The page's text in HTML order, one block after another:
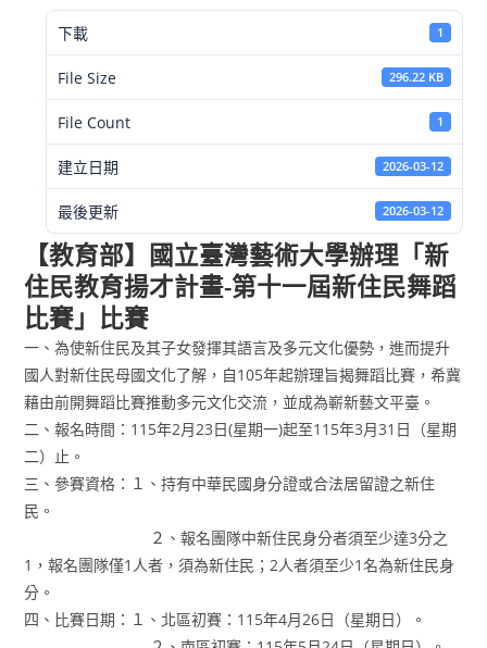
下載 1
File Size 296.22 KB
File Count 1
建立日期 2026-03-12
最後更新 2026-03-12
【教育部】國立臺灣藝術大學辦理「新
住民教育揚才計畫-第十一屆新住民舞蹈
比賽」比賽
一、為使新住民及其子女發揮其語言及多元文化優勢，進而提升
國人對新住民母國文化了解，自105年起辦理旨揭舞蹈比賽，希冀
藉由前開舞蹈比賽推動多元文化交流，並成為嶄新藝文平臺。
二、報名時間：115年2月23日(星期一)起至115年3月31日（星期
二）止。
三、參賽資格：１、持有中華民國身分證或合法居留證之新住
民。
２、報名團隊中新住民身分者須至少達3分之
1，報名團隊僅1人者，須為新住民；2人者須至少1名為新住民身
分。
四、比賽日期：１、北區初賽：115年4月26日（星期日）。